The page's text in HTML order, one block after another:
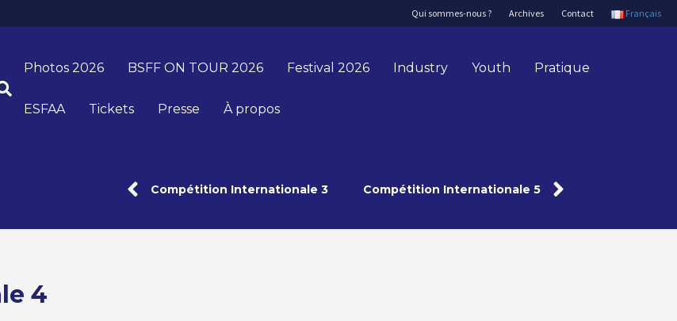
Qui sommes-nous ? Archives Contact Français
Photos 2026 BSFF ON TOUR 2026 Festival 2026 Industry Youth Pratique
ESFAA Tickets Presse À propos
Compétition Internationale 3 Compétition Internationale 5
4